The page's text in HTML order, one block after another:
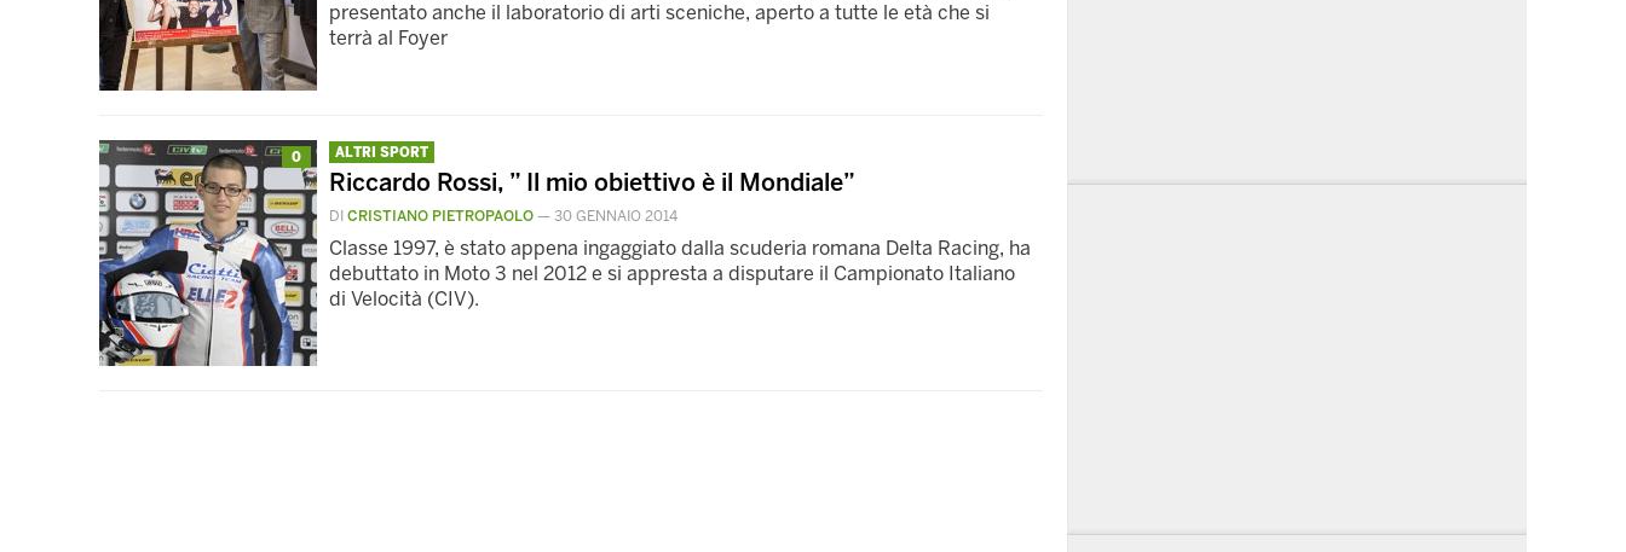
presentato anche il laboratorio di arti sceniche, aperto a tutte le età che si
terrà al Foyer
0 ALTRI SPORT
Riccardo Rossi, ” Il mio obiettivo è il Mondiale”
DI CRISTIANO PIETROPAOLO — 30 GENNAIO 2014
Classe 1997, è stato appena ingaggiato dalla scuderia romana Delta Racing, ha
debuttato in Moto 3 nel 2012 e si appresta a disputare il Campionato Italiano
di Velocità (CIV).